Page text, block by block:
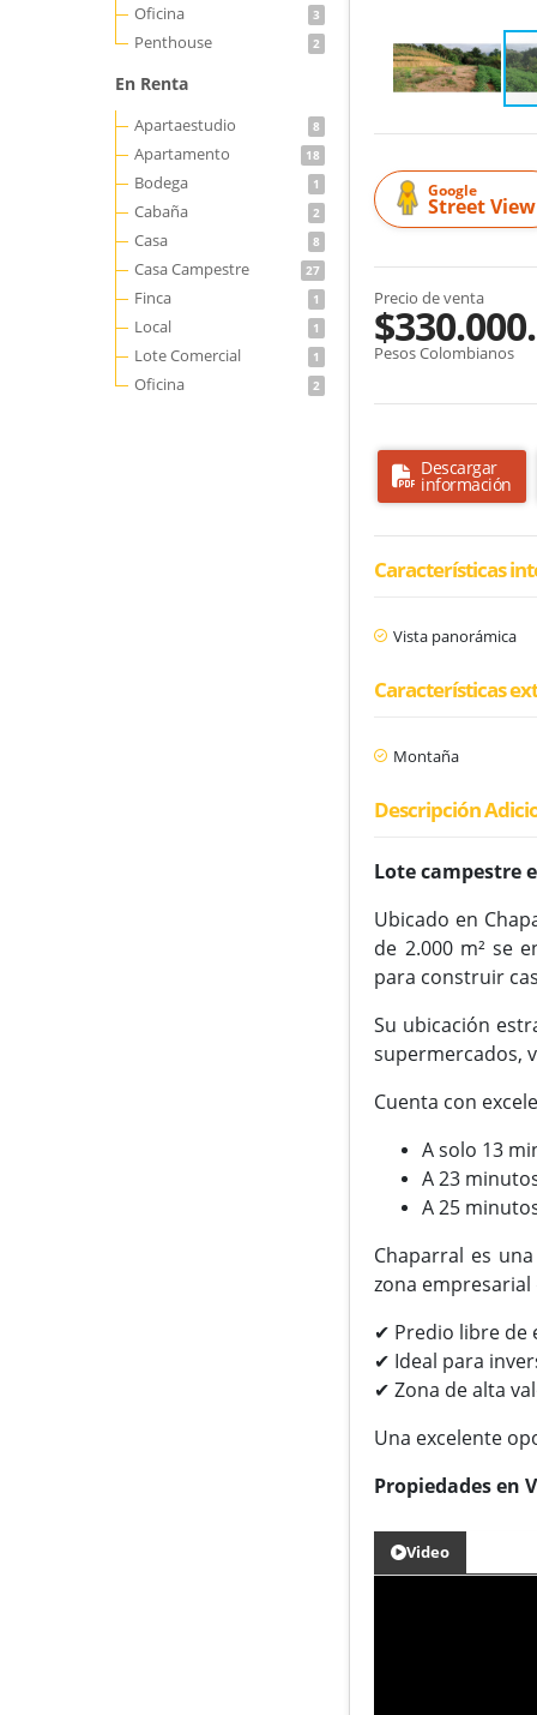
Oficina 3
Penthouse 2
En Renta
Apartaestudio 8
Apartamento 18
Bodega 1
Cabaña 2
Casa 8
Casa Campestre 27
Finca 1
Local 1
Lote Comercial 1
Oficina 2
Google
Street View
Precio de venta
Pesos Colombianos
Descargar
información
Características
Vista panorámica
Características
Montaña
Descripción
Lote campestre
Ubicado en
de 2.000 m² se
para construir
Su ubicación
supermercados,
Cuenta con
A solo 13
A 23
A 25
Chaparral es
zona
✔ Predio libre de
✔ Ideal para
✔ Zona de alta
Una excelente
Propiedades en
Video